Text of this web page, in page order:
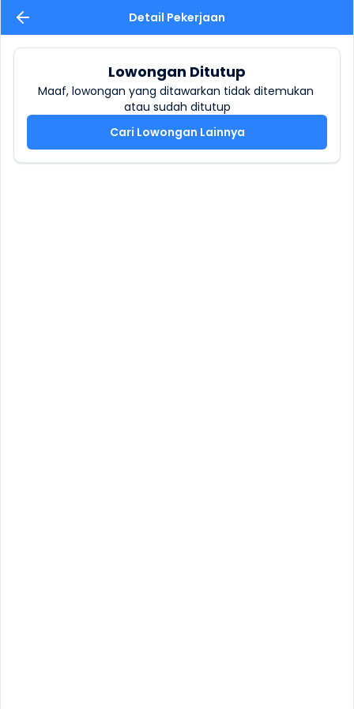
Detail Pekerjaan
Lowongan Ditutup
Maaf, lowongan yang ditawarkan tidak ditemukan
atau sudah ditutup
Cari Lowongan Lainnya